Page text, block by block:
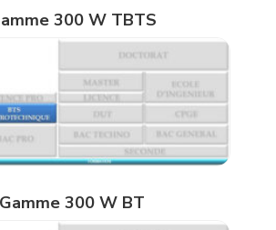
300 W TBTS
Gamme 300 W BT